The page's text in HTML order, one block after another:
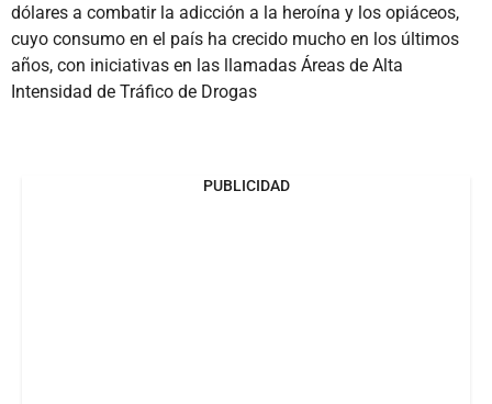
dólares a combatir la adicción a la heroína y los opiáceos,
cuyo consumo en el país ha crecido mucho en los últimos
años, con iniciativas en las llamadas Áreas de Alta
Intensidad de Tráfico de Drogas
PUBLICIDAD